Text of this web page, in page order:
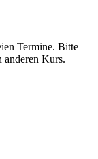
Termine. Bitte
anderen Kurs.